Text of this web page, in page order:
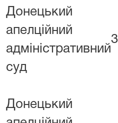
Донецький
апелційний
адміністративний
суд
Донецький